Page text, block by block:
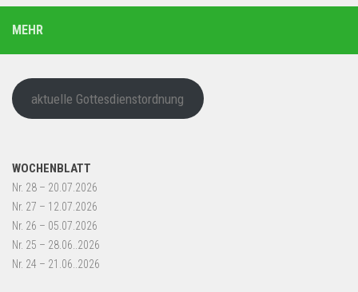
MEHR
aktuelle Gottesdienstordnung
WOCHENBLATT
Nr. 28 – 20.07.2026
Nr. 27 – 12.07.2026
Nr. 26 – 05.07.2026
Nr. 25 – 28.06..2026
Nr. 24 – 21.06..2026